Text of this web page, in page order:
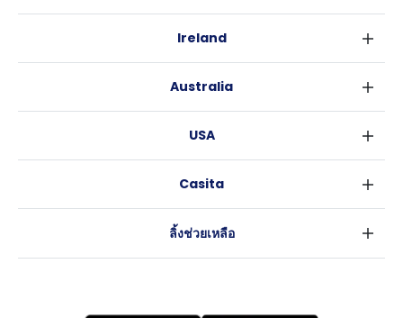
กลาสโกว
เอดินเบอระ
ลีดส์
บริสโทล
คาร์ดิฟ
Ireland
Australia
บริสเบน
อะเดลายด์
USA
แอตแลนตา
Casita
ลิ้งช่วยเหลือ